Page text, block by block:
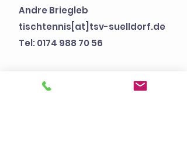
Andre Briegleb
tischtennis[at]tsv-suelldorf.de
Tel:0174 988 70 56
Jahren